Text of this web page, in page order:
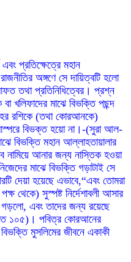
প্রতিক্ষেত্রে মহান
অঙ্গণে সে দায়িত্বটি হলো
তথা প্রতিনিধিত্বের। প্রশ্ন
খলিফাদের মাঝে বিভক্তি পছন্দ
রশিকে (তথা কোরআনকে)
বিভক্ত হয়ো না।-(সুরা আল-
বিভক্তি মহান আল্লাহতায়ালার
আনার জন্য নাস্তিক হওয়া
মাঝে বিভক্তি গড়াটাই সে
দেয়া হয়েছে এভাবে,“এবং তোমরা
থেকে) সুস্পষ্ট নির্দেশাবলী আসার
এবং তাদের জন্য রয়েছে
১০৫)। পবিত্র কোরআনের
মুসলিমের জীবনে একাকী